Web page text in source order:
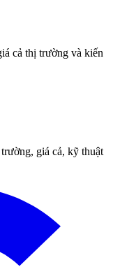
cả thị trường và kiến
giá cả, kỹ thuật